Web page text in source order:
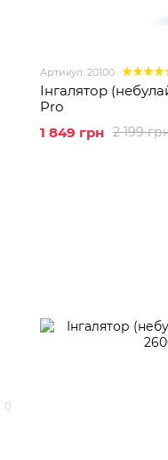
Артикул: 20100
Інгалятор
Pro
2 199
1 849 грн
0